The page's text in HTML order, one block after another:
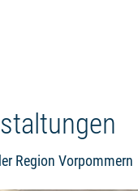
Region Vorpommern